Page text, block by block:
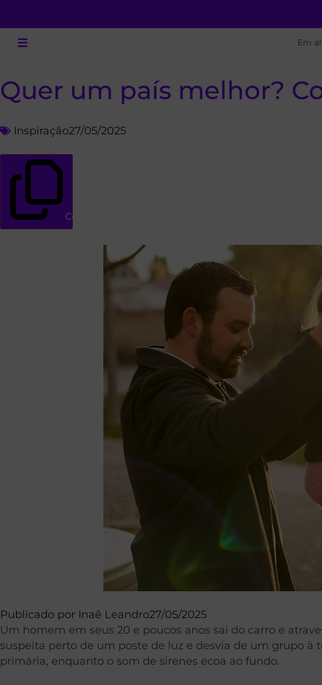
Em
Quer um país melhor?
Inspiração27/05/2025
Copiar link
Publicado por Inaê Leandro27/05/2025
Um homem em seus 20 e poucos anos sai do carro e
suspeita perto de um poste de luz e desvia de um grupo
primária, enquanto o som de sirenes ecoa ao fundo.